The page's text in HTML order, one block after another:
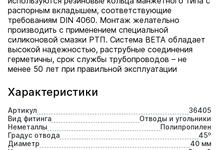
Характеристики
Артикул
36405
Вид фитинга
Отводы и угольники
Неметаллы
Полипропилен
Градус отвода
45⁰
Диаметр
40 мм
распорным вкладышем, соответствующие
требованиям DIN 4060. Монтаж желательно
производить с применением специальной
силиконовой смазки РТП. Система BETA обладает
высокой надежностью, раструбные соединения
герметичны, срок службы трубопроводов – не
менее 50 лет при правильной эксплуатации